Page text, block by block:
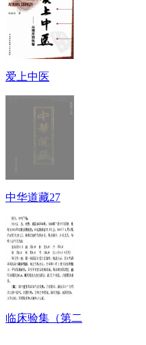
爱上中医
中华道藏27
临床验集（第二